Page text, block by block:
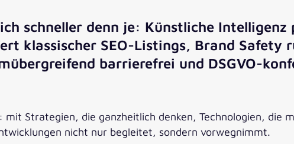
schneller denn je: Künstliche Intelligenz
klassischer SEO-Listings, Brand Safety
barrierefrei und DSGVO-
Strategien, die ganzheitlich denken, Technologien, die
nicht nur begleitet, sondern vorwegnimmt.